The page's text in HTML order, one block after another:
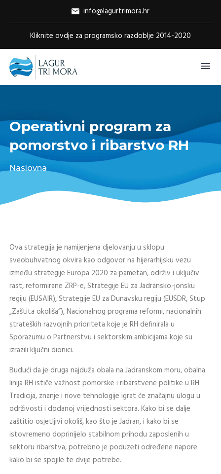
info@lagurtrimora.hr
Kliknite ovdje za programsko razdoblje 2014-2020
Operativni program za
pomorstvo i ribarstvo RH
Naslovna
Ova strategija je namijenjena djelovanju u sklopu
sveobuhvatnog okvira kao odgovor na hijerarhijsku vezu
između strategije Europa 2020 za pametan, održiv i uključiv
rast, reformirane ZRP-e, Strategije EU za Jadransko-jonsku
regiju (EUSAIR), Strategije EU za Dunavsku regiju (EUSDR, Stup
„Zaštita okoliša“), Nacionalnog programa reformi, nacionalnih
strateških razvojnih prioriteta koje je RH definirala u
Sporazumu o Partnerstvu i sektorskim ambicijama koje su
izrazili ključni dionici.
Budući da je druga najduža obala na Jadranskom moru, obalna
linija RH ističe važnost pomorske i ribarstvene politike u RH.
Tradicija, znanje i nove tehnologije igrat će značajnu ulogu u
održivosti i dodanoj vrijednosti sektora. Kako bi se dalje
zaštitio osjetljivi okoliš, kao što je Jadran, i kako bi se
istovremeno doprinijelo stabilnom prihodu zaposlenih u
sektoru ribarstva, potrebno je poduzeti određene napore
kako bi se spojile te dvije potrebe.